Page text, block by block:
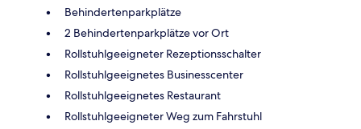
Behindertenparkplätze
2 Behindertenparkplätze vor Ort
Rollstuhlgeeigneter Rezeptionsschalter
Rollstuhlgeeignetes Businesscenter
Rollstuhlgeeignetes Restaurant
Rollstuhlgeeigneter Weg zum Fahrstuhl